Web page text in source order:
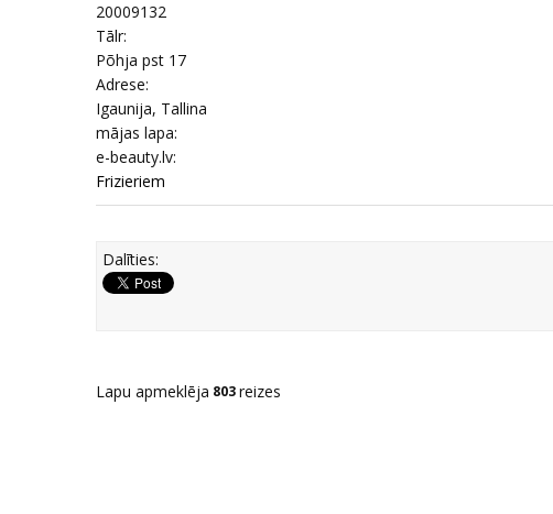
20009132
Tālr:
Põhja pst 17
Adrese:
Igaunija, Tallina
mājas lapa:
e-beauty.lv:
Frizieriem
Dalīties:
Lapu apmeklēja 803reizes